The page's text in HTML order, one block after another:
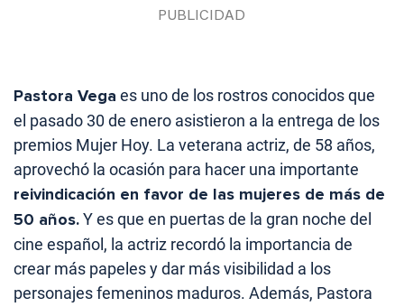
Pastora Vega es uno de los rostros conocidos que
el pasado 30 de enero asistieron a la entrega de los
premios Mujer Hoy. La veterana actriz, de 58 años,
aprovechó la ocasión para hacer una importante
reivindicación en favor de las mujeres de más de
50 años.Y es que en puertas de la gran noche del
cine español, la actriz recordó la importancia de
crear más papeles y dar más visibilidad a los
personajes femeninos maduros. Además, Pastora